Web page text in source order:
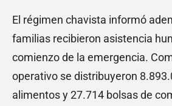
El régimen chavista informó
familias recibieron asistencia
comienzo de la emergencia.
operativo se distribuyeron
alimentos y 27.714 bolsas de